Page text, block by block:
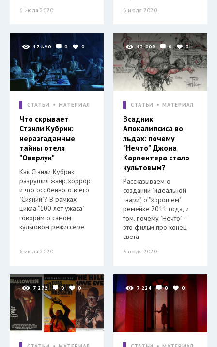
6 июля 2020 6 июля 2020
17 690 0 0
СТАТЬИ МАТЕРИАЛ
Что скрывает
Стэнли Кубрик:
неразгаданные
тайны отеля
"Оверлук"
Как Стэнли Кубрик
разрушил жанр хоррор
и что особенного в его
"Сиянии"? В рамках
цикла "100 лет ужаса"
говорим о самом
культовом режиссере
6 июля 2020
12 009 0 0
СТАТЬИ МАТЕРИАЛ
Всадник
Апокалипсиса во
льдах: почему
"Нечто" Джона
Карпентера стало
культовым?
Рассказываем о
создании "идеальной
твари", о "хорошем"
ремейке 2011 года, и
том, почему "Нечто" –
это фильм про конец
света
3 июля 2020
7 272 0 0 7 224 0 0